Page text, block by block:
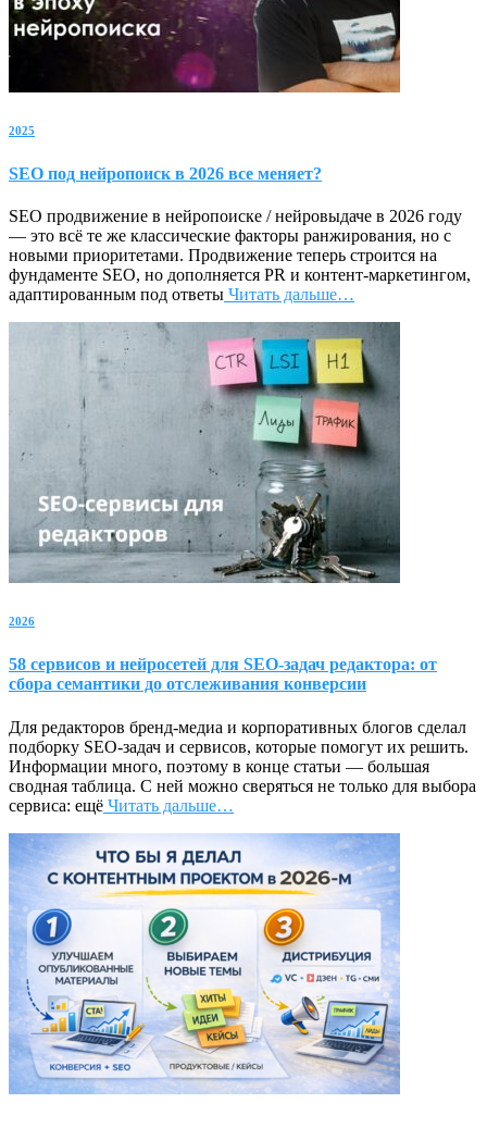
2025
SEO под нейропоиск в 2026 все меняет?
SEO продвижение в нейропоиске / нейровыдаче в 2026 году
— это всё те же классические факторы ранжирования, но с
новыми приоритетами. Продвижение теперь строится на
фундаменте SEO, но дополняется PR и контент-маркетингом,
адаптированным под ответы Читать дальше…
2026
58 сервисов и нейросетей для SEO-задач редактора: от
сбора семантики до отслеживания конверсии
Для редакторов бренд-медиа и корпоративных блогов сделал
подборку SEO-задач и сервисов, которые помогут их решить.
Информации много, поэтому в конце статьи — большая
сводная таблица. С ней можно сверяться не только для выбора
сервиса: ещё Читать дальше…